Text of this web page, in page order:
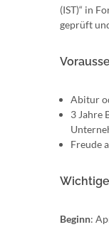
(IST)“ in
geprüft
Abitur
3 Jahre
Freude
Beginn: